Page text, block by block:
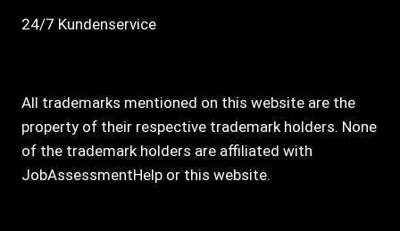
24/7 Kundenservice
All trademarks mentioned on this website are the
property of their respective trademark holders. None
of the trademark holders are affiliated with
JobAssessmentHelp or this website.